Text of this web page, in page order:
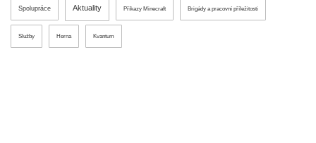
Spolupráce Aktuality Příkazy Minecraft Brigády a pracovní příležitosti
Služby Herna Kvantum